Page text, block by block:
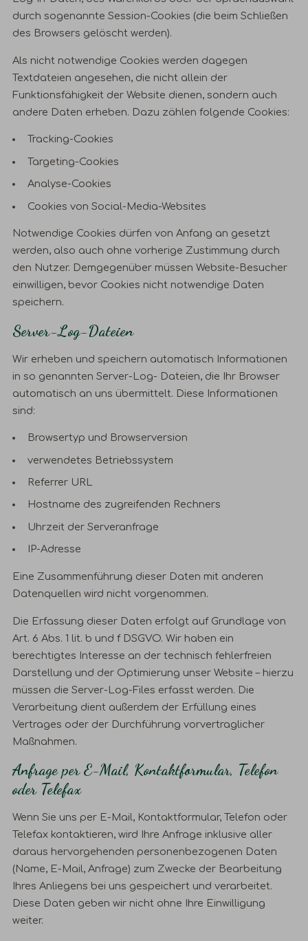
durch sogenannte Session-Cookies (die beim Schließen
des Browsers gelöscht werden).
Als nicht notwendige Cookies werden dagegen
Textdateien angesehen, die nicht allein der
Funktionsfähigkeit der Website dienen, sondern auch
andere Daten erheben. Dazu zählen folgende Cookies:
Tracking-Cookies
Targeting-Cookies
Analyse-Cookies
Cookies von Social-Media-Websites
Notwendige Cookies dürfen von Anfang an gesetzt
werden, also auch ohne vorherige Zustimmung durch
den Nutzer. Demgegenüber müssen Website-Besucher
einwilligen, bevor Cookies nicht notwendige Daten
speichern.
Server-Log-Dateien
Wir erheben und speichern automatisch Informationen
in so genannten Server-Log- Dateien, die Ihr Browser
automatisch an uns übermittelt. Diese Informationen
sind:
Browsertyp und Browserversion
verwendetes Betriebssystem
Referrer URL
Hostname des zugreifenden Rechners
Uhrzeit der Serveranfrage
IP-Adresse
Eine Zusammenführung dieser Daten mit anderen
Datenquellen wird nicht vorgenommen.
Die Erfassung dieser Daten erfolgt auf Grundlage von
Art. 6 Abs. 1 lit. b und f DSGVO. Wir haben ein
berechtigtes Interesse an der technisch fehlerfreien
Darstellung und der Optimierung unser Website – hierzu
müssen die Server-Log-Files erfasst werden. Die
Verarbeitung dient außerdem der Erfüllung eines
Vertrages oder der Durchführung vorvertraglicher
Maßnahmen.
Anfrage per E-Mail, Kontaktformular, Telefon
oder Telefax
Wenn Sie uns per E-Mail, Kontaktformular, Telefon oder
Telefax kontaktieren, wird Ihre Anfrage inklusive aller
daraus hervorgehenden personenbezogenen Daten
(Name, E-Mail, Anfrage) zum Zwecke der Bearbeitung
Ihres Anliegens bei uns gespeichert und verarbeitet.
Diese Daten geben wir nicht ohne Ihre Einwilligung
weiter.